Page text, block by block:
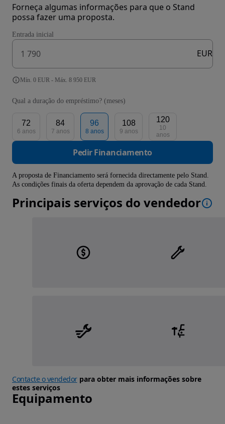
Forneça algumas informações para que o Stand
possa fazer uma proposta.
Entrada inicial
EUR
Mín. 0 EUR - Máx. 8 950 EUR
Qual a duração do empréstimo? (meses)
72
6 anos
84
7 anos
96
8 anos
108
9 anos
120
10
anos
Pedir Financiamento
A proposta de Financiamento será fornecida directamente pelo Stand.
As condições finais da oferta dependem da aprovação de cada Stand.
Principais serviços do vendedor
Contacte o vendedorpara obter mais informações sobre
estes serviços
Equipamento